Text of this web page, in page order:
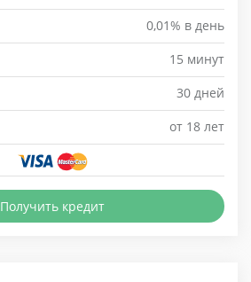
0,01% в день
15 минут
30 дней
от 18 лет
Получить кредит